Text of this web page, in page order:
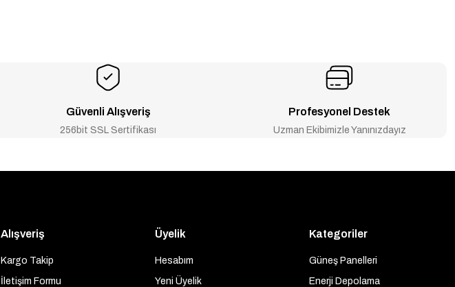
Güvenli Alışveriş
256bit SSL Sertifikası
Profesyonel Destek
Uzman Ekibimizle Yanınızdayız
Alışveriş
Kargo Takip
İletişim Formu
Üyelik
Hesabım
Yeni Üyelik
Kategoriler
Güneş Panelleri
Enerji Depolama